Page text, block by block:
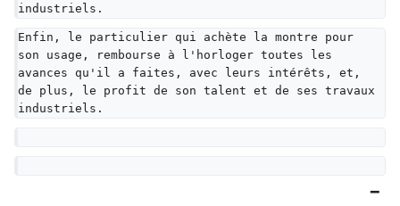
industriels.
Enfin, le particulier qui achète la montre pour
son usage, rembourse à l'horloger toutes les
avances qu'il a faites, avec leurs intérêts, et,
de plus, le profit de son talent et de ses travaux
industriels.